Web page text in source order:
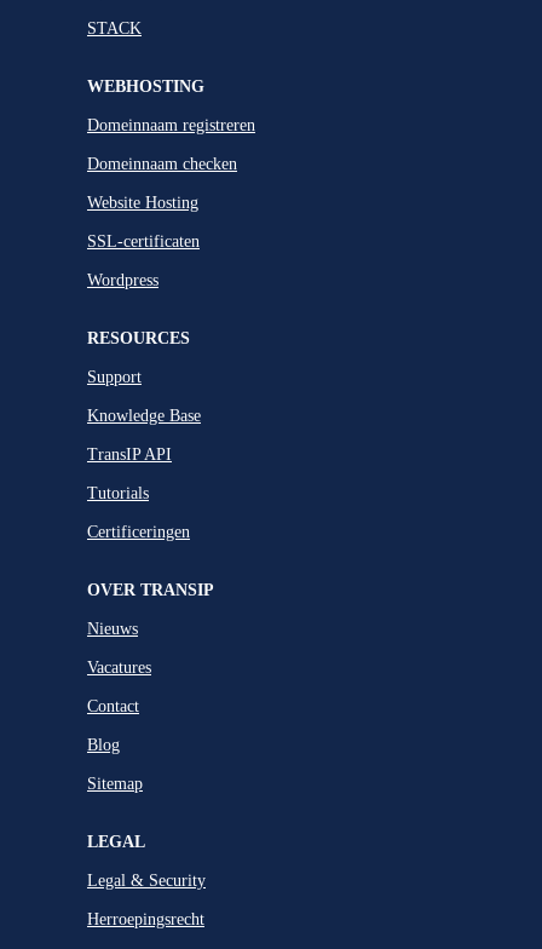
STACK
WEBHOSTING
Domeinnaam registreren
Domeinnaam checken
Website Hosting
SSL-certificaten
Wordpress
RESOURCES
Support
Knowledge Base
TransIP API
Tutorials
Certificeringen
OVER TRANSIP
Nieuws
Vacatures
Contact
Blog
Sitemap
LEGAL
Legal & Security
Herroepingsrecht